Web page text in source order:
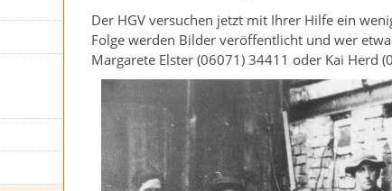
Der HGV versuchen jetzt mit Ihrer Hilfe ein
Folge werden Bilder veröffentlicht und wer
Margarete Elster (06071) 34411 oder Kai Herd